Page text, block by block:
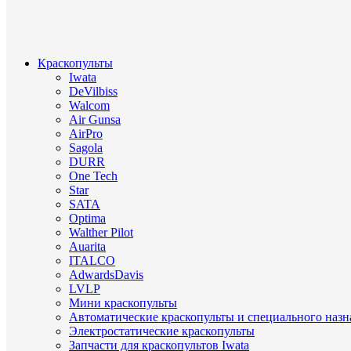
Краскопульты
Iwata
DeVilbiss
Walcom
Air Gunsa
AirPro
Sagola
DURR
One Tech
Star
SATA
Optima
Walther Pilot
Auarita
ITALCO
AdwardsDavis
LVLP
Мини краскопульты
Автоматические краскопульты и специального
Электростатические краскопульты
Запчасти для краскопультов Iwata